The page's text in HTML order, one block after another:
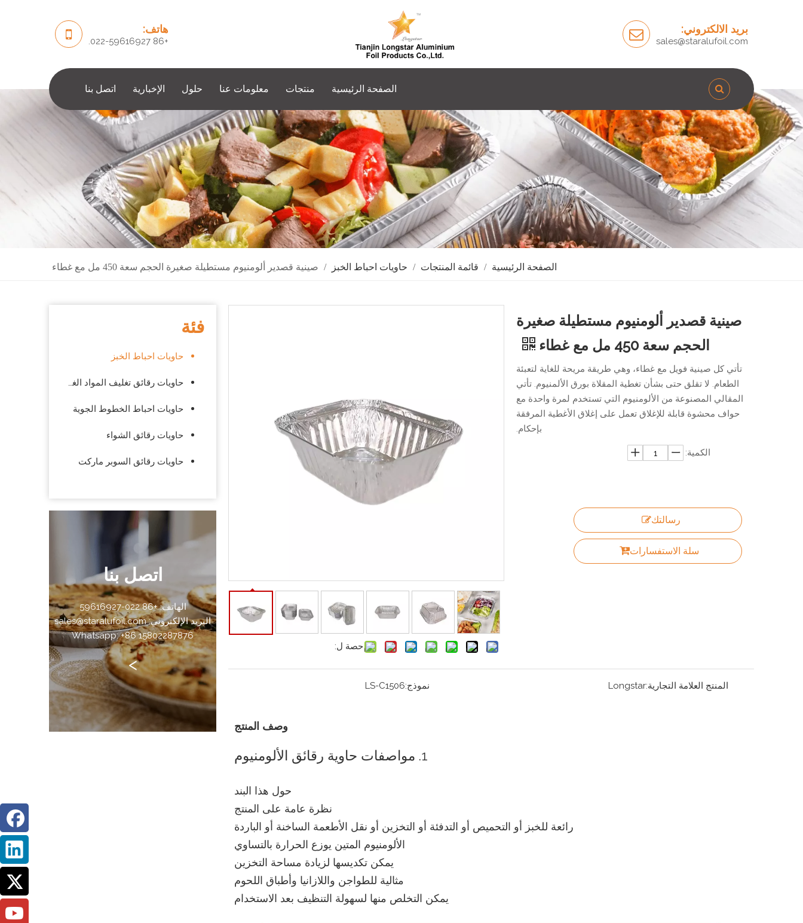
هاتف:
+86 022-59616927.
بريد الالكتروني:
sales@staralufoil.com
اتصل بنا الإخبارية حلول معلومات عنا منتجات الصفحة الرئيسية
الصفحة الرئيسية / قائمة المنتجات / حاويات احباط الخبز / صينية قصدير ألومنيوم مستطيلة صغيرة الحجم سعة 450 مل مع غطاء
فئة
حاويات احباط الخبز
حاويات رقائق تغليف المواد الغذائية الجاهزة
حاويات احباط الخطوط الجوية
حاويات رقائق الشواء
حاويات رقائق السوبر ماركت
اتصل بنا
الهاتف: +86 022-59616927
البريد الإلكتروني: sales@staralufoil.com
Whatsapp: +86 15802287876
>
حصة ل:
صينية قصدير ألومنيوم مستطيلة صغيرة
الحجم سعة 450 مل مع غطاء
تأتي كل صينية فويل مع غطاء، وهي طريقة مريحة للغاية لتعبئة
الطعام. لا تقلق حتى بشأن تغطية المقلاة بورق الألمنيوم. تأتي
المقالي المصنوعة من الألومنيوم التي تستخدم لمرة واحدة مع
حواف محشوة قابلة للإغلاق تعمل على إغلاق الأغطية المرفقة
بإحكام.
الكمية:
رسالتك
سلة الاستفسارات
نموذج:LS-C1506 المنتج العلامة التجارية:Longstar
وصف المنتج
1. مواصفات حاوية رقائق الألومنيوم
حول هذا البند
نظرة عامة على المنتج
رائعة للخبز أو التحميص أو التدفئة أو التخزين أو نقل الأطعمة الساخنة أو الباردة
الألومنيوم المتين يوزع الحرارة بالتساوي
يمكن تكديسها لزيادة مساحة التخزين
مثالية للطواجن واللازانيا وأطباق اللحوم
يمكن التخلص منها لسهولة التنظيف بعد الاستخدام